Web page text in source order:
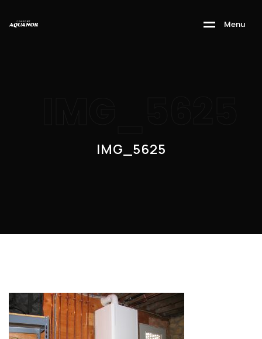
Menu
IMG_5625